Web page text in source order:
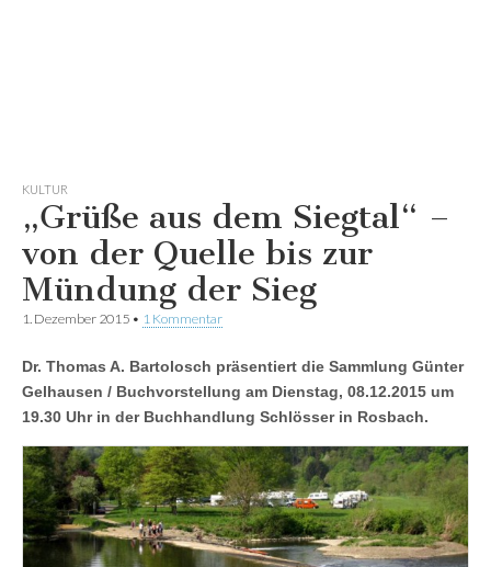
KULTUR
„Grüße aus dem Siegtal“ –
von der Quelle bis zur
Mündung der Sieg
1. Dezember 2015 • 1 Kommentar
Dr. Thomas A. Bartolosch präsentiert die Sammlung Günter
Gelhausen / Buchvorstellung am Dienstag, 08.12.2015 um
19.30 Uhr in der Buchhandlung Schlösser in Rosbach.